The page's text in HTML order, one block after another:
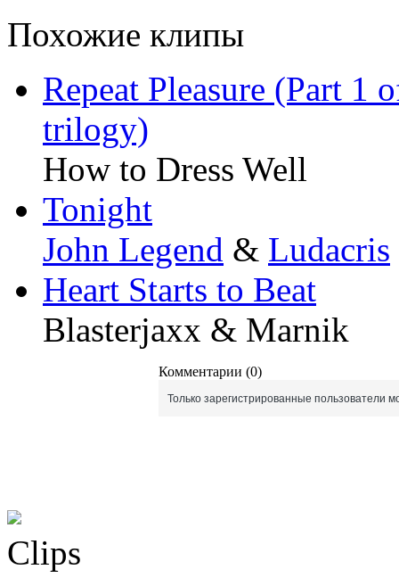
Похожие клипы
Repeat Pleasure (Part 1
trilogy)
How to Dress Well
Tonight
John Legend & Ludacris
Heart Starts to Beat
Blasterjaxx & Marnik
Комментарии (0)
Только зарегистрированные пользователи
Clips